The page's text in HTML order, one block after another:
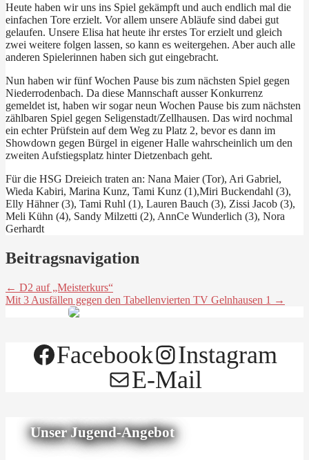
Heute haben wir uns ins Spiel gekämpft und auch endlich mal die
einfachen Tore erzielt. Vor allem unsere Abläufe sind dabei gut
gelaufen. Unsere Elisa hat heute ihr erstes Tor erzielt und gleich
zwei weitere folgen lassen, so kann es weitergehen. Aber auch alle
anderen Spielerinnen haben sich gut eingebracht.
Nun haben wir fünf Wochen Pause bis zum nächsten Spiel gegen
Niederrodenbach. Da diese Mannschaft ausser Konkurrenz
gemeldet ist, haben wir sogar neun Wochen Pause bis zum nächsten
zählbaren Spiel gegen Seligenstadt/Zellhausen. Das wird nochmal
ein echter Prüfstein auf dem Weg zu Platz 2, bevor es dann im
Showdown gegen Bürgel in eigener Halle wahrscheinlich um den
zweiten Aufstiegsplatz hinter Dietzenbach geht.
Für die HSG Dreieich traten an: Nana Maier (Tor), Ari Gabriel,
Wieda Kabiri, Marina Kunz, Tami Kunz (1),Miri Buckendahl (3),
Elly Hähner (3), Tami Ruhl (1), Lauren Bauch (3), Zissi Jacob (3),
Meli Kühn (4), Sandy Milzetti (2), AnnCe Wunderlich (3), Nora
Gerhardt
Beitragsnavigation
← D2 auf „Meisterkurs“
Mit 3 Ausfällen gegen den Tabellenvierten TV Gelnhausen 1 →
Facebook
Instagram
E-Mail
Unser Jugend-Angebot